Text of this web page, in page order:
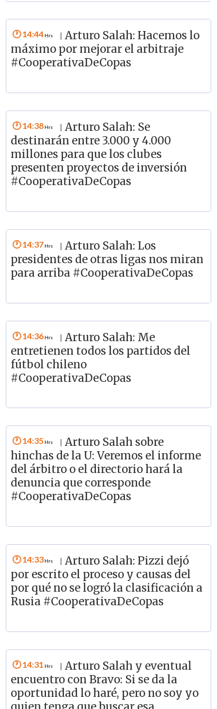
14:44
Arturo Salah: Hacemos lo
máximo por mejorar el arbitraje
#CooperativaDeCopas
14:38
Arturo Salah: Se
destinarán entre 3.000 y 4.000
millones para que los clubes
presenten proyectos de inversión
#CooperativaDeCopas
14:37
Arturo Salah: Los
presidentes de otras ligas nos miran
para arriba #CooperativaDeCopas
14:36
Arturo Salah: Me
entretienen todos los partidos del
fútbol chileno
#CooperativaDeCopas
14:35
Arturo Salah sobre
hinchas de la U: Veremos el informe
del árbitro o el directorio hará la
denuncia que corresponde
#CooperativaDeCopas
14:33
Arturo Salah: Pizzi dejó
por escrito el proceso y causas del
por qué no se logró la clasificación a
Rusia #CooperativaDeCopas
14:31
Arturo Salah y eventual
encuentro con Bravo: Si se da la
oportunidad lo haré, pero no soy yo